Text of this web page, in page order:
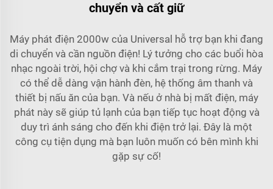
chuyển và cất giữ
Máy phát điện 2000w của Universal hỗ trợ bạn khi đang
di chuyển và cần nguồn điện! Lý tưởng cho các buổi hòa
nhạc ngoài trời, hội chợ và khi cắm trại trong rừng. Máy
có thể dễ dàng vận hành đèn, hệ thống âm thanh và
thiết bị nấu ăn của bạn. Và nếu ở nhà bị mất điện, máy
phát này sẽ giúp tủ lạnh của bạn tiếp tục hoạt động và
duy trì ánh sáng cho đến khi điện trở lại. Đây là một
công cụ tiện dụng mà bạn luôn muốn có bên mình khi
gặp sự cố!